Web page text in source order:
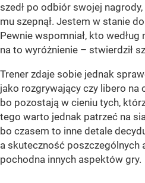
szedł po odbiór swojej
mu szepnął. Jestem w stanie
Pewnie wspomniał, kto według
na to wyróżnienie – stwierdził
Trener zdaje sobie jednak
jako rozgrywający czy libero na
bo pozostają w cieniu tych,
tego warto jednak patrzeć na
bo czasem to inne detale
a skuteczność poszczególnych
pochodna innych aspektów gry.